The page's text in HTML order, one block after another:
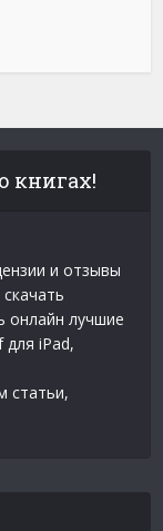
книгах!
и отзывы
онлайн лучшие
iPad,
статьи,